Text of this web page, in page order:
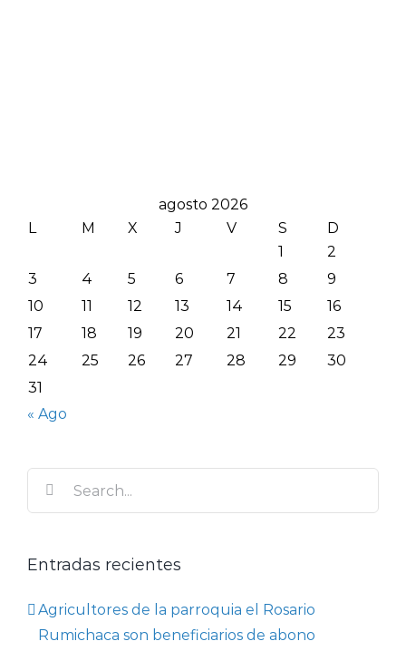
agosto 2026
L
M X J V S
D
1
2
3
4 5 6 7 8
9
10
11 12 13 14 15
16
17
18 19 20 21 22
23
24
25 26 27 28 29
30
31
« Ago
Entradas recientes
Agricultores de la parroquia el Rosario
Rumichaca son beneficiarios de abono